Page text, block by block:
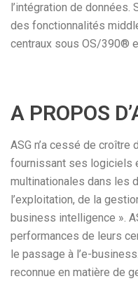
l’intégration de données.
des fonctionnalités
centraux sous OS/390®
A PROPOS
ASG n’a cessé de
fournissant ses logiciels
multinationales dans les
l’exploitation, de la
business intelligence ».
performances de leurs
le passage à l’e-
reconnue en matière de